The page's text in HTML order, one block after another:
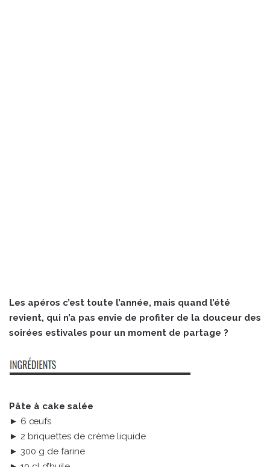
Les apéros c’est toute l’année, mais quand l’été
revient, qui n’a pas envie de profiter de la douceur des
soirées estivales pour un moment de partage ?
Pâte à cake salée
► 6 œufs
► 2 briquettes de crème liquide
► 300 g de farine